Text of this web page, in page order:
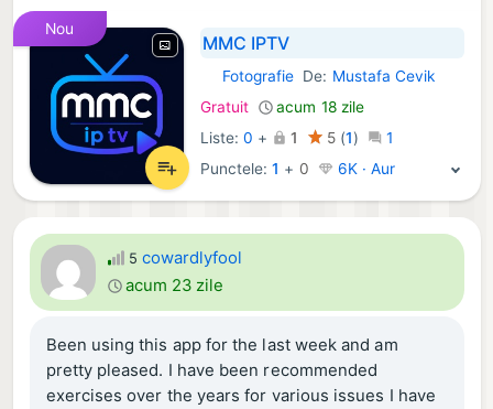
Nou
MMC IPTV
iOS Aplicații:
Fotografie De: Mustafa Cevik
Gratuit
acum 18 zile
Liste: 0 + 1 5(1)
1
Punctele:1 + 0 6K · Aur
5 cowardlyfool
acum 23 zile
Been using this app for the last week and am
pretty pleased. I have been recommended
exercises over the years for various issues I have